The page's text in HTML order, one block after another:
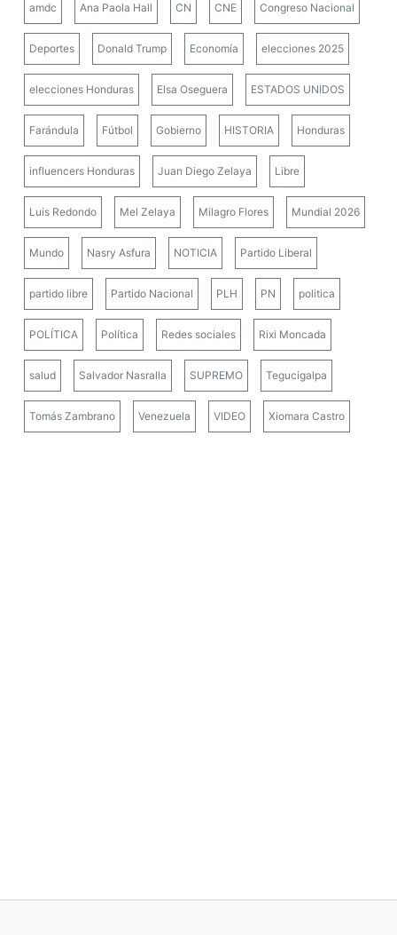
amdc Ana Paola Hall CN CNE Congreso Nacional
Deportes Donald Trump Economía elecciones 2025
elecciones Honduras Elsa Oseguera ESTADOS UNIDOS
Farándula Fútbol Gobierno HISTORIA Honduras
influencers Honduras Juan Diego Zelaya Libre
Luis Redondo Mel Zelaya Milagro Flores Mundial 2026
Mundo Nasry Asfura NOTICIA Partido Liberal
partido libre Partido Nacional PLH PN politica
POLÍTICA Política Redes sociales Rixi Moncada
salud Salvador Nasralla SUPREMO Tegucigalpa
Tomás Zambrano Venezuela VIDEO Xiomara Castro